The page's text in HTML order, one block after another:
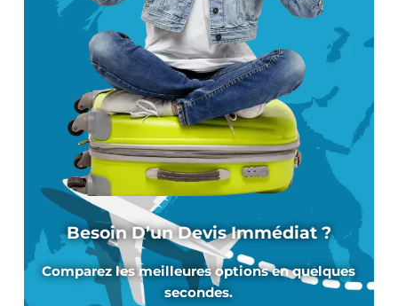
Besoin D’un Devis Immédiat ?
Comparez les meilleures options en quelques
secondes.